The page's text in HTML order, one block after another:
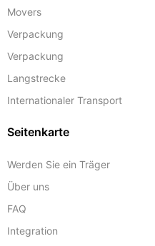
Movers
Verpackung
Verpackung
Langstrecke
Internationaler Transport
Seitenkarte
Werden Sie ein Träger
Über uns
FAQ
Integration